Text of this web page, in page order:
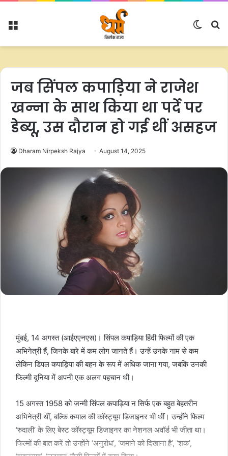
Menu
Switch
जब सिंपल कपाड़िया ने राजेश
खन्ना के साथ किया था पर्दे पर
डेब्यू, उस दौरान हो गई थीं असहज
Dharam Nirpeksh Rajya August 14, 2025
मुंबई, 14 अगस्त (आईएएनएस)। सिंपल कपाड़िया हिंदी फिल्मों की एक
अभिनेत्री हैं, जिनके बारे में कम लोग जानते हैं। उन्हें उनके नाम से कम
लेकिन डिंपल कपाड़िया की बहन के रूप में अधिक जाना गया, जबकि उनकी
फिल्मी दुनिया में अपनी एक अलग पहचान थी।
15 अगस्त 1958 को जन्मी सिंपल कपाड़िया न सिर्फ एक बहुत बेहतरीन
अभिनेत्री थीं, बल्कि कमाल की कॉस्ट्यूम डिजाइनर भी थीं। उन्होंने फिल्म
‘रुदाली’ के लिए बेस्ट कॉस्ट्यूम डिजाइनर का नेशनल अवॉर्ड भी जीता था।
फिल्मों की बात करें तो उन्होंने ‘अनुरोध’, ‘जमाने को दिखाना है’, ‘शक’,